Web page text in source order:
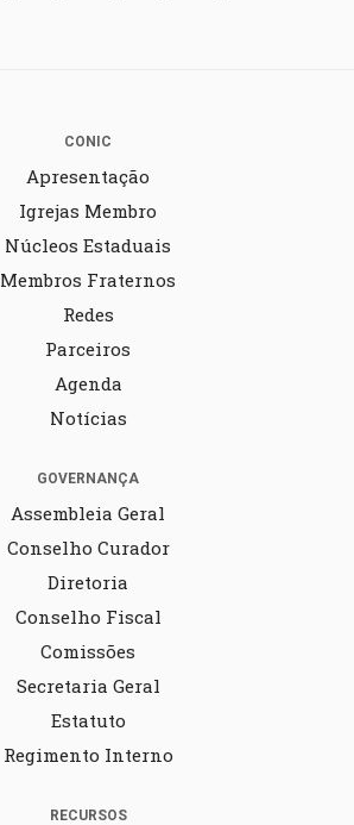
CONIC
Apresentação
Igrejas Membro
Núcleos Estaduais
Membros Fraternos
Redes
Parceiros
Agenda
Notícias
GOVERNANÇA
Assembleia Geral
Conselho Curador
Diretoria
Conselho Fiscal
Comissões
Secretaria Geral
Estatuto
Regimento Interno
RECURSOS